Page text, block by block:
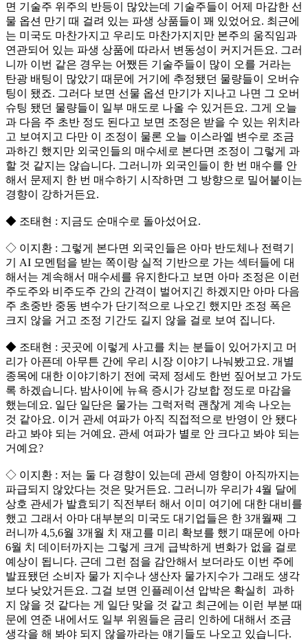
면 기술주 위주의 반등이 많았는데 기술주들이 어제 마감한 선
물 옵션 만기 때 걸려 있는 파생 상품들이 꽤 있었어요. 최근에
는 미국도 마찬가지고 우리도 마찬가지지만 본주의 움직임과
연관되어 있는 파생 상품에 따라서 변동성이 커지거든요. 그러
니까 이번 같은 경우는 어쨌든 기술주들이 많이 오를 거라는
탄광 배팅이 많았기 때문에 거기에 추정됐던 물량들이 오버슈
팅이 됐죠. 그러다 보면 선물 옵션 만기가 지나고 나면 그 오버
슈팅 됐던 물량들이 일부 매도로 나올 수 있거든요. 그게 오늘
과 다음 주 초반 정도 된다고 보면 조정은 받을 수 있는 위치라
고 보여지고 다만 이 조정이 물론 오늘 이스라엘 변수로 조금
과하긴 했지만 외국인들의 매수세로 본다면 조정이 그렇게 과
할 것 같지는 않습니다. 그러니까 외국인들이 한 번 매수를 안
해서 문제지 한 번 매수하기 시작하면 그 방향으로 밀어붙이는
경향이 강하거든요.
◆ 조태현 : 지금도 순매수로 돌아섰어요.
◇ 이지환 : 그렇게 본다면 외국인들은 아마 반도체나 전력기
기 AI 모멘텀을 받는 쪽이랑 실적 기반으로 가는 섹터들에 대
해서는 계속해서 매수세를 유지한다고 보면 아마 조정은 이런
주도주와 비주도주 간의 간격이 벌어지긴 하겠지만 아마 다음
주 초중반 중동 변수가 단기적으로 나오긴 했지만 조정 폭은
크지 않을 거고 조정 기간도 길지 않을 걸로 보여 집니다.
◆ 조태현 : 곳곳에 이렇게 사고를 치는 분들이 있어가지고 머
리가 아픈데 아무튼 간에 우리 시장 이야기 나눠봤고요. 개별
종목에 대한 이야기하기 전에 국제 정세도 한번 짚어보고 가도
록 하겠습니다. 밤사이에 뉴욕 증시가 강보합 정도로 마감을
했는데요. 일단 일단은 물가는 그럭저럭 괜찮게 계속 나오는
것 같아요. 이거 관세 여파가 아직 직접적으로 반영이 안 됐다
라고 봐야 되는 거예요. 관세 여파가 별로 안 크다고 봐야 되는
거예요?
◇ 이지환 : 저는 둘 다 경향이 있는데 관세 영향이 아직까지는
파급되지 않았다는 것은 맞거든요. 그러니까 우리가 4월 달에
상호 관세가 발효되기 직전부터 해서 이미 여기에 대한 대비를
했고 그래서 아마 대부분의 미국도 대기업들은 한 3개월째 그
러니까 4,5,6월 3개월 치 재고를 미리 확보를 했기 때문에 아마
6월 치 데이터까지는 그렇게 크게 급박하게 변화가 없을 걸로
예상이 됩니다. 근데 그런 점을 감안해서 보더라도 이번 주에
발표됐던 소비자 물가 지수나 생산자 물가지수가 그래도 생각
보다 낮았거든요. 그걸 보면 인플레이션 압박은 확실히 과하
지 않을 것 같다는 게 일단 맞을 것 같고 최근에는 이런 부분 때
문에 연준 내에서도 일부 위원들은 금리 인하에 대해서 조금
생각을 해 봐야 되지 않을까라는 얘기들도 나오고 있습니다.